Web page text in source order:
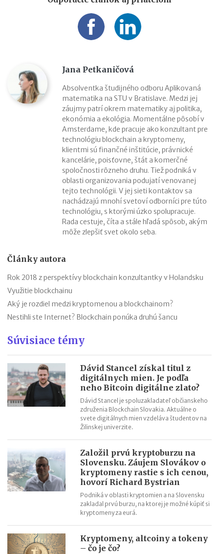
Jana Petkaničová
Absolventka študijného odboru Aplikovaná
matematika na STU v Bratislave. Medzi jej
záujmy patrí okrem matematiky aj politika,
ekonómia a ekológia. Momentálne pôsobí v
Amsterdame, kde pracuje ako konzultant pre
technológiu blockchain a kryptomeny,
klientmi sú finančné inštitúcie, právnické
kancelárie, poisťovne, štát a komerčné
spoločnosti rôzneho druhu. Tiež podniká v
oblasti organizovania podujatí venovanej
tejto technológii. V jej sieti kontaktov sa
nachádzajú mnohí svetoví odborníci pre túto
technológiu, s ktorými úzko spolupracuje.
Rada cestuje, číta a stále hľadá spôsob, akým
môže zlepšiť svet okolo seba.
Články autora
Rok 2018 z perspektívy blockchain konzultantky v Holandsku
Využitie blockchainu
Aký je rozdiel medzi kryptomenou a blockchainom?
Nestihli ste Internet? Blockchain ponúka druhú šancu
Súvisiace témy
Dávid Stancel získal titul z
digitálnych mien. Je podľa
neho Bitcoin digitálne zlato?
Dávid Stancel je spoluzakladateľ občianskeho
združenia Blockchain Slovakia. Aktuálne o
svete digitálnych mien vzdeláva študentov na
Žilinskej univerzite.
Založil prvú kryptoburzu na
Slovensku. Záujem Slovákov o
kryptomeny rastie s ich cenou,
hovorí Richard Bystrian
Podniká v oblasti kryptomien a na Slovensku
zakladal prvú burzu, na ktorej je možné kúpiť si
kryptomeny za eurá.
Kryptomeny, altcoiny a tokeny
– čo je čo?